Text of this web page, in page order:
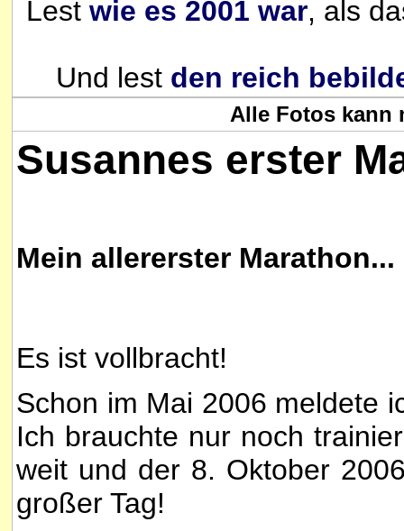
Lest wie es 2001 war, als
Und lest den reich
Alle Fotos kann
Susannes erster
Mein allererster Marathon...
Es ist vollbracht!
Schon im Mai 2006 meldete
Ich brauchte nur noch
weit und der 8. Oktober
großer Tag!